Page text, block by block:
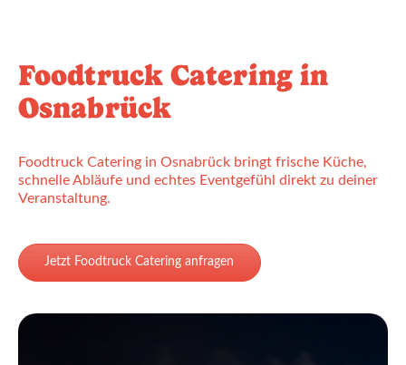
Foodtruck Catering in
Osnabrück
Foodtruck Catering in Osnabrück bringt frische Küche,
schnelle Abläufe und echtes Eventgefühl direkt zu deiner
Veranstaltung.
Jetzt Foodtruck Catering anfragen